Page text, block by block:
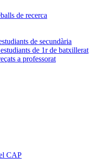
de recerca
de secundària
de 1r de batxillerat
a professorat
CAP